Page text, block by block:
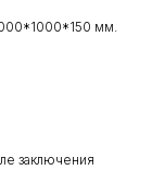
мм.
заключения